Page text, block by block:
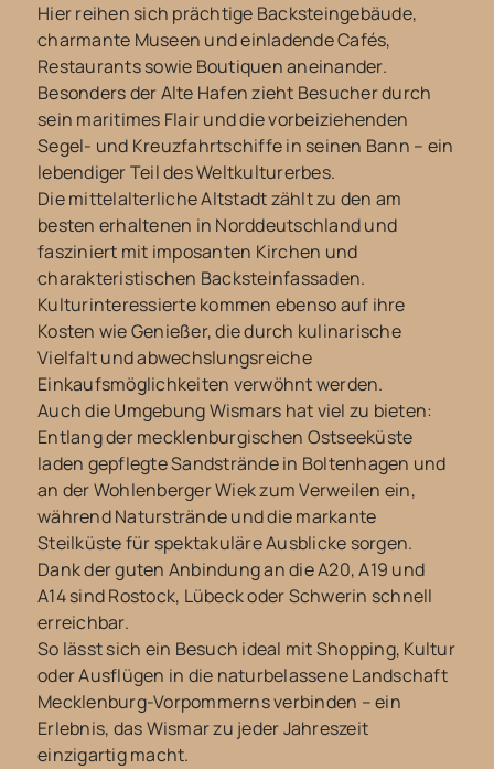
Hier reihen sich prächtige Backsteingebäude,
charmante Museen und einladende Cafés,
Restaurants sowie Boutiquen aneinander.
Besonders der Alte Hafen zieht Besucher durch
sein maritimes Flair und die vorbeiziehenden
Segel- und Kreuzfahrtschiffe in seinen Bann – ein
lebendiger Teil des Weltkulturerbes.
Die mittelalterliche Altstadt zählt zu den am
besten erhaltenen in Norddeutschland und
fasziniert mit imposanten Kirchen und
charakteristischen Backsteinfassaden.
Kulturinteressierte kommen ebenso auf ihre
Kosten wie Genießer, die durch kulinarische
Vielfalt und abwechslungsreiche
Einkaufsmöglichkeiten verwöhnt werden.
Auch die Umgebung Wismars hat viel zu bieten:
Entlang der mecklenburgischen Ostseeküste
laden gepflegte Sandstrände in Boltenhagen und
an der Wohlenberger Wiek zum Verweilen ein,
während Naturstrände und die markante
Steilküste für spektakuläre Ausblicke sorgen.
Dank der guten Anbindung an die A20, A19 und
A14 sind Rostock, Lübeck oder Schwerin schnell
erreichbar.
So lässt sich ein Besuch ideal mit Shopping, Kultur
oder Ausflügen in die naturbelassene Landschaft
Mecklenburg-Vorpommerns verbinden – ein
Erlebnis, das Wismar zu jeder Jahreszeit
einzigartig macht.